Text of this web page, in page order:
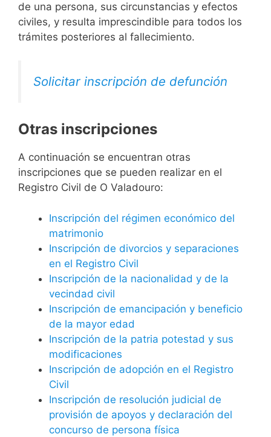
de una persona, sus circunstancias y efectos
civiles, y resulta imprescindible para todos los
trámites posteriores al fallecimiento.
Solicitar inscripción de defunción
Otras inscripciones
A continuación se encuentran otras
inscripciones que se pueden realizar en el
Registro Civil de O Valadouro:
Inscripción del régimen económico del
matrimonio
Inscripción de divorcios y separaciones
en el Registro Civil
Inscripción de la nacionalidad y de la
vecindad civil
Inscripción de emancipación y beneficio
de la mayor edad
Inscripción de la patria potestad y sus
modificaciones
Inscripción de adopción en el Registro
Civil
Inscripción de resolución judicial de
provisión de apoyos y declaración del
concurso de persona física